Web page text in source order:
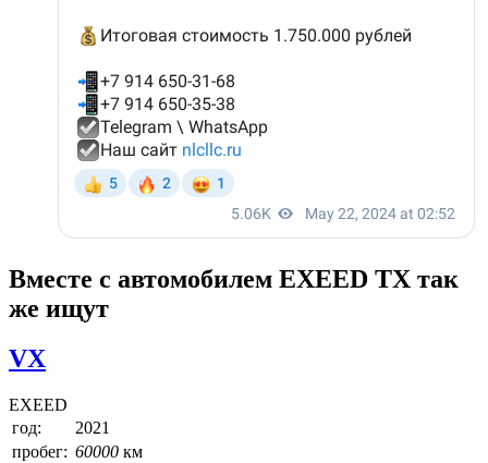
Вместе с автомобилем EXEED TX так
же ищут
VX
EXEED
год:
2021
пробег: 60000 км